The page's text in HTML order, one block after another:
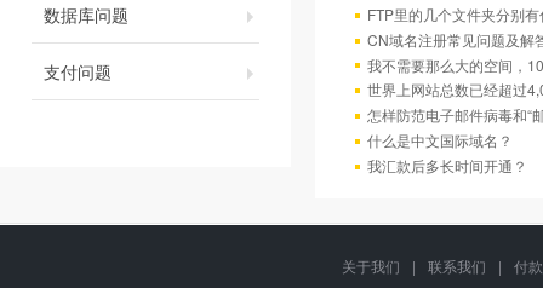
数据库问题
支付问题
FTP里的几个文件夹分别
CN域名注册常见问题及解
我不需要那么大的空间，
世界上网站总数已经超过
怎样防范电子邮件病毒和“
什么是中文国际域名？
我汇款后多长时间开通？
关于我们 | 联系我们 |
付